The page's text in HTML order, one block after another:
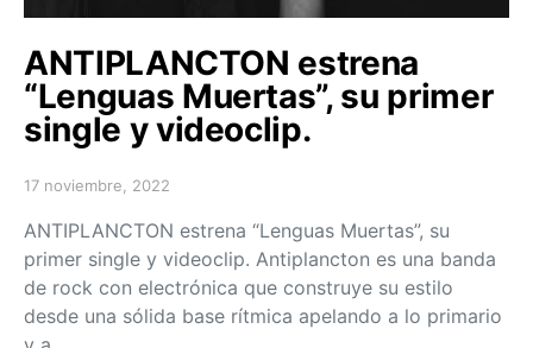
ANTIPLANCTON estrena
“Lenguas Muertas”, su primer
single y videoclip.
Posted on
17 noviembre, 2022
ANTIPLANCTON estrena “Lenguas Muertas”, su
primer single y videoclip. Antiplancton es una banda
de rock con electrónica que construye su estilo
desde una sólida base rítmica apelando a lo primario